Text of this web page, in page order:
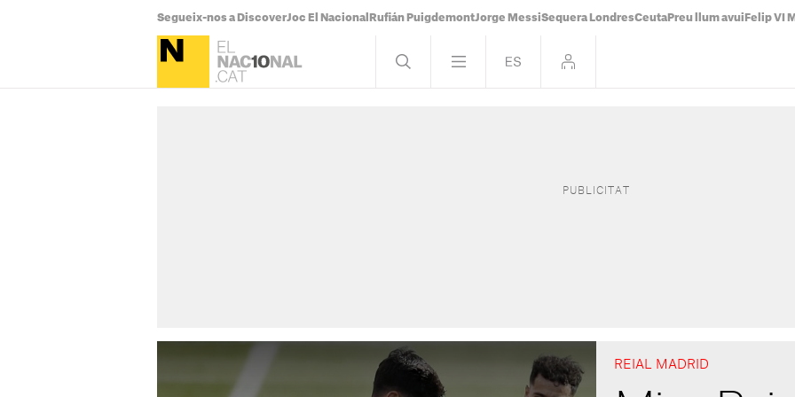
Segueix-nos a DiscoverJoc El Nacional Rufián PuigdemontJorge MessiSequera LondresCeuta Preu llum avui Felip VI
REIAL MADRID